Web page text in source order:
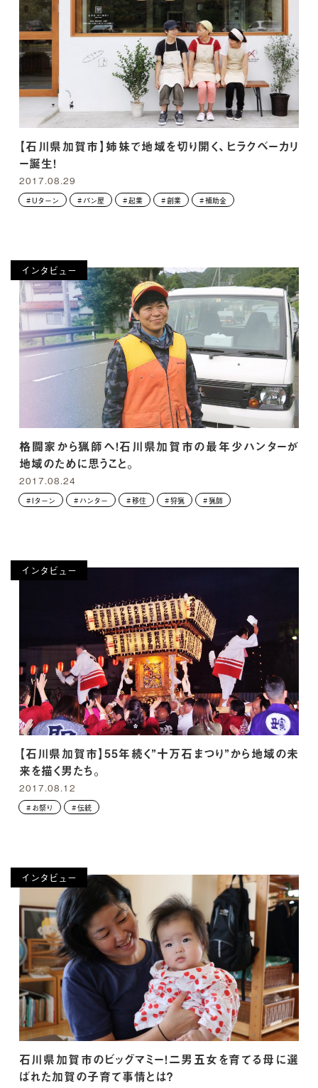
【石川県加賀市】姉妹で地域を切り開く、ヒラクベーカリ
ー誕生！
2017.08.29
Uターン パン屋 起業 創業 補助金
格闘家から猟師へ！石川県加賀市の最年少ハンターが
地域のために思うこと。
2017.08.24
Iターン ハンター 移住 狩猟 猟師
インタビュー
【石川県加賀市】55年続く”十万石まつり”から地域の未
来を描く男たち。
2017.08.12
お祭り 伝統
インタビュー
石川県加賀市のビッグマミー！二男五女を育てる母に選
ばれた加賀の子育て事情とは？
インタビュー